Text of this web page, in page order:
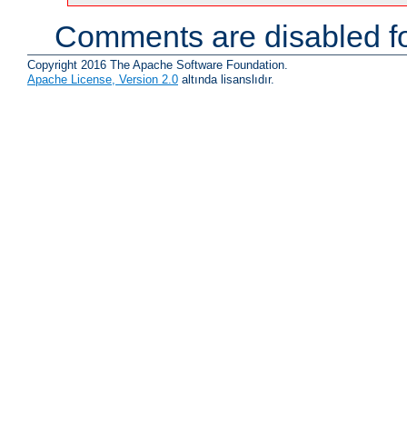
Comments are disabled
Copyright 2016 The Apache Software Foundation.
Apache License, Version 2.0 altında lisanslıdır.